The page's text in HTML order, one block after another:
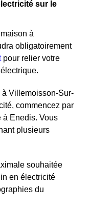
sur le
à
obligatoirement
pour relier votre
à Villemoisson-Sur-
commencez par
à Enedis. Vous
plusieurs
souhaitée
en électricité
du